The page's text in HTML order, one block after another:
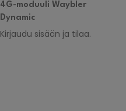
4G-moduuli Waybler
Dynamic
Kirjaudu sisään ja tilaa.